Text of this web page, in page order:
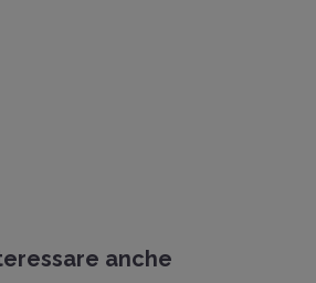
anche